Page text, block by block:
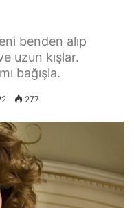
benden alıp
uzun kışlar.
bağışla.
277